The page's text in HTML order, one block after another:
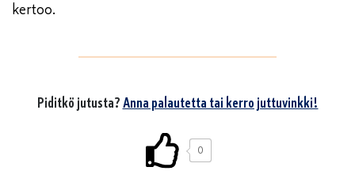
kertoo.
Piditkö jutusta?Anna palautetta tai kerro juttuvinkki!
0